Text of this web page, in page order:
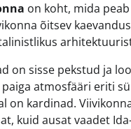
on koht, mida
õitsev
on sisse pekstud ja
atmosfääri eriti
on kardinad.
kuid ausat vaadet